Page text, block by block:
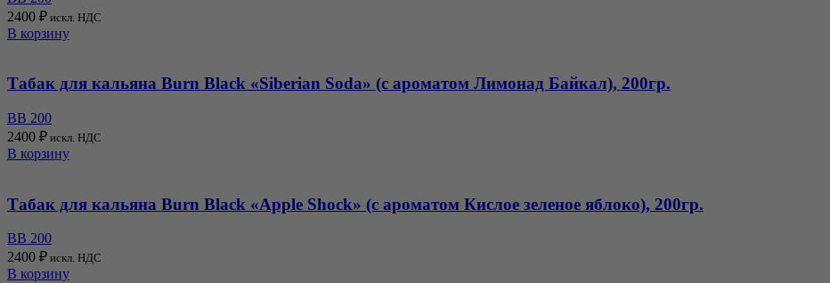
2400 ₽ искл. НДС
В корзину
Табак для кальяна Burn Black «Siberian Soda» (с ароматом Лимонад Байкал), 200гр.
BB 200
2400 ₽ искл. НДС
В корзину
Табак для кальяна Burn Black «Apple Shock» (с ароматом Кислое зеленое яблоко), 200гр.
BB 200
2400 ₽ искл. НДС
В корзину